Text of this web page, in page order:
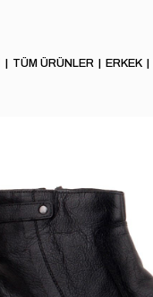
TÜM ÜRÜNLER ERKEK